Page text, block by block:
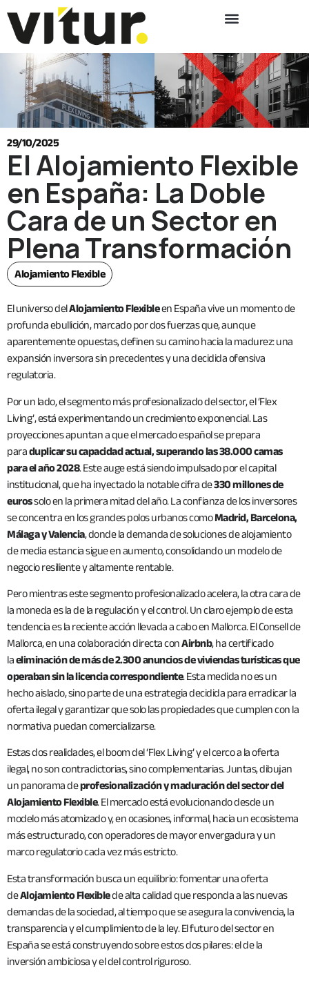
29/10/2025
El Alojamiento Flexible
en España: La Doble
Cara de un Sector en
Plena Transformación
Alojamiento Flexible
El universo delAlojamiento Flexibleen España vive un momento de
profunda ebullición, marcado por dos fuerzas que, aunque
aparentemente opuestas, definen su camino hacia la madurez: una
expansión inversora sin precedentes y una decidida ofensiva
regulatoria.
Por un lado, el segmento más profesionalizado del sector, el ‘Flex
Living’, está experimentando un crecimiento exponencial. Las
proyecciones apuntan a que el mercado español se prepara
paraduplicar su capacidad actual, superando las 38.000 camas
para el año 2028. Este auge está siendo impulsado por el capital
institucional, que ha inyectado la notable cifra de330 millones de
eurossolo en la primera mitad del año. La confianza de los inversores
se concentra en los grandes polos urbanos comoMadrid, Barcelona,
Málaga y Valencia, donde la demanda de soluciones de alojamiento
de media estancia sigue en aumento, consolidando un modelo de
negocio resiliente y altamente rentable.
Pero mientras este segmento profesionalizado acelera, la otra cara de
la moneda es la de la regulación y el control. Un claro ejemplo de esta
tendencia es la reciente acción llevada a cabo en Mallorca. El Consell de
Mallorca, en una colaboración directa conAirbnb, ha certificado
laeliminación de más de 2.300 anuncios de viviendas turísticas que
operaban sin la licencia correspondiente. Esta medida no es un
hecho aislado, sino parte de una estrategia decidida para erradicar la
oferta ilegal y garantizar que solo las propiedades que cumplen con la
normativa puedan comercializarse.
Estas dos realidades, el boom del ‘Flex Living’ y el cerco a la oferta
ilegal, no son contradictorias, sino complementarias. Juntas, dibujan
un panorama deprofesionalización y maduración del sector del
Alojamiento Flexible. El mercado está evolucionando desde un
modelo más atomizado y, en ocasiones, informal, hacia un ecosistema
más estructurado, con operadores de mayor envergadura y un
marco regulatorio cada vez más estricto.
Esta transformación busca un equilibrio: fomentar una oferta
deAlojamiento Flexiblede alta calidad que responda a las nuevas
demandas de la sociedad, al tiempo que se asegura la convivencia, la
transparencia y el cumplimiento de la ley. El futuro del sector en
España se está construyendo sobre estos dos pilares: el de la
inversión ambiciosa y el del control riguroso.